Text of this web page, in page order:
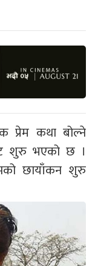
प्रेम कथा बोल्ने
शुरु भएको छ ।
छायाँकन शुरु